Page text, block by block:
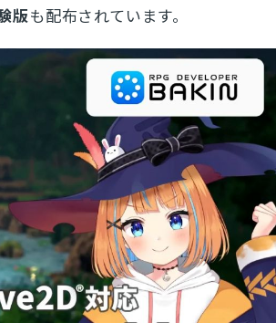
版も配布されています。